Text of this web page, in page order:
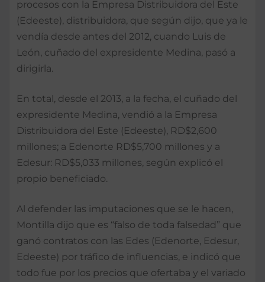
procesos con la Empresa Distribuidora del Este
(Edeeste), distribuidora, que según dijo, que ya le
vendía desde antes del 2012, cuando Luis de
León, cuñado del expresidente Medina, pasó a
dirigirla.
En total, desde el 2013, a la fecha, el cuñado del
expresidente Medina, vendió a la Empresa
Distribuidora del Este (Edeeste), RD$2,600
millones; a Edenorte RD$5,700 millones y a
Edesur: RD$5,033 millones, según explicó el
propio beneficiado.
Al defender las imputaciones que se le hacen,
Montilla dijo que es “falso de toda falsedad” que
ganó contratos con las Edes (Edenorte, Edesur,
Edeeste) por tráfico de influencias, e indicó que
todo fue por los precios que ofertaba y el variado